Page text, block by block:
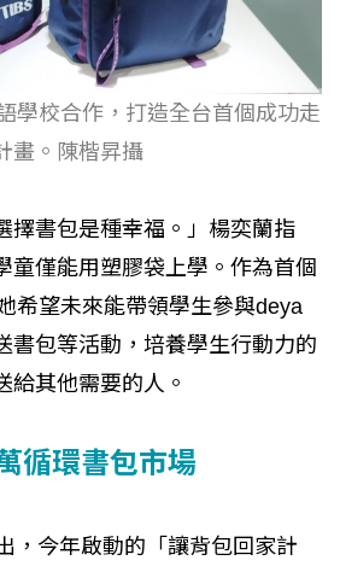
學校合作，打造全台首個成功走
畫。陳楷昇攝
擇書包是種幸福。」楊奕蘭指
童僅能用塑膠袋上學。作為首個
希望未來能帶領學生參與deya
書包等活動，培養學生行動力的
給其他需要的人。
循環書包市場
，今年啟動的「讓背包回家計